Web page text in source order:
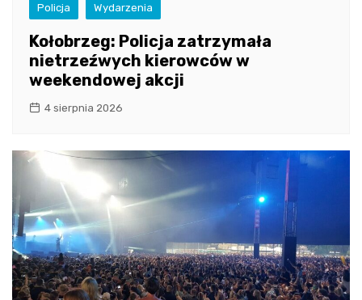
Policja Wydarzenia
Kołobrzeg: Policja zatrzymała
nietrzeźwych kierowców w
weekendowej akcji
4 sierpnia 2026